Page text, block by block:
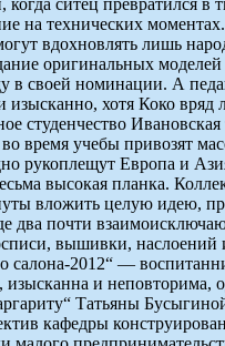
на технических
вдохновлять лишь
оригинальных
в своей номинации. А
хотя Коко вряд
Ивановская
время учебы привозят
рукоплещут Европа и
высокая планка.
вложить целую идею,
два почти
вышивки,
салона-2012“ —
и неповторима,
Татьяны
кафедры